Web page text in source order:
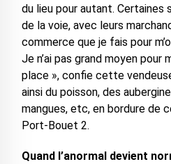
du lieu pour autant.
de la voie, avec leurs
commerce que je fais pour
Je n’ai pas grand moyen pour
place », confie cette
ainsi du poisson, des
mangues, etc, en bordure de
Port-Bouet 2.
Quand l’anormal devient